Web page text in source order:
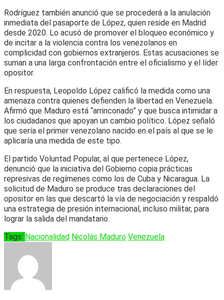
Rodríguez también anunció que se procederá a la anulación
inmediata del pasaporte de López, quien reside en Madrid
desde 2020. Lo acusó de promover el bloqueo económico y
de incitar a la violencia contra los venezolanos en
complicidad con gobiernos extranjeros. Estas acusaciones se
suman a una larga confrontación entre el oficialismo y el líder
opositor.
En respuesta, Leopoldo López calificó la medida como una
amenaza contra quienes defienden la libertad en Venezuela.
Afirmó que Maduro está “arrinconado” y que busca intimidar a
los ciudadanos que apoyan un cambio político. López señaló
que sería el primer venezolano nacido en el país al que se le
aplicaría una medida de este tipo.
El partido Voluntad Popular, al que pertenece López,
denunció que la iniciativa del Gobierno copia prácticas
represivas de regímenes como los de Cuba y Nicaragua. La
solicitud de Maduro se produce tras declaraciones del
opositor en las que descartó la vía de negociación y respaldó
una estrategia de presión internacional, incluso militar, para
lograr la salida del mandatario.
Tags: Nacionalidad Nicolás Maduro Venezuela